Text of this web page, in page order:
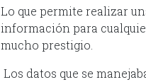
Lo que permite realizar
información para
mucho prestigio.
Los datos que se